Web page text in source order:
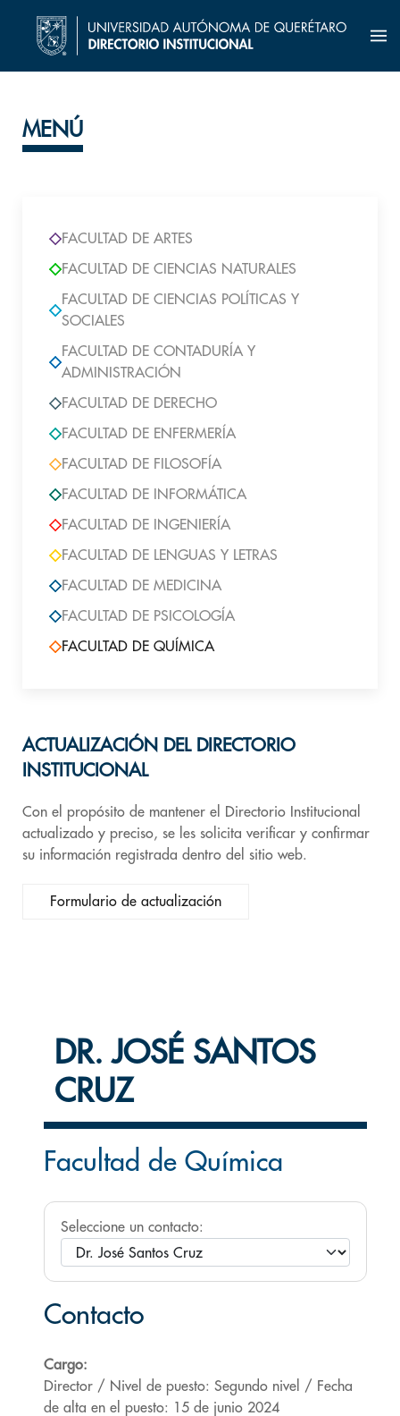
MENÚ
FACULTAD DE ARTES
FACULTAD DE CIENCIAS NATURALES
FACULTAD DE CIENCIAS POLÍTICAS Y
SOCIALES
FACULTAD DE CONTADURÍA Y
ADMINISTRACIÓN
FACULTAD DE DERECHO
FACULTAD DE ENFERMERÍA
FACULTAD DE FILOSOFÍA
FACULTAD DE INFORMÁTICA
FACULTAD DE INGENIERÍA
FACULTAD DE LENGUAS Y LETRAS
FACULTAD DE MEDICINA
FACULTAD DE PSICOLOGÍA
FACULTAD DE QUÍMICA
ACTUALIZACIÓN DEL DIRECTORIO
INSTITUCIONAL
Con el propósito de mantener el Directorio Institucional
actualizado y preciso, se les solicita verificar y confirmar
su información registrada dentro del sitio web.
Formulario de actualización
DR. JOSÉ SANTOS
CRUZ
Facultad de Química
Seleccione un contacto:
Contacto
Cargo:
Director / Nivel de puesto: Segundo nivel / Fecha
de alta en el puesto: 15 de junio 2024